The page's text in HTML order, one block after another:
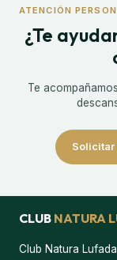
ATENCIÓN
¿Te
Te
Solicitar
CLUB NATURA
Club Natura